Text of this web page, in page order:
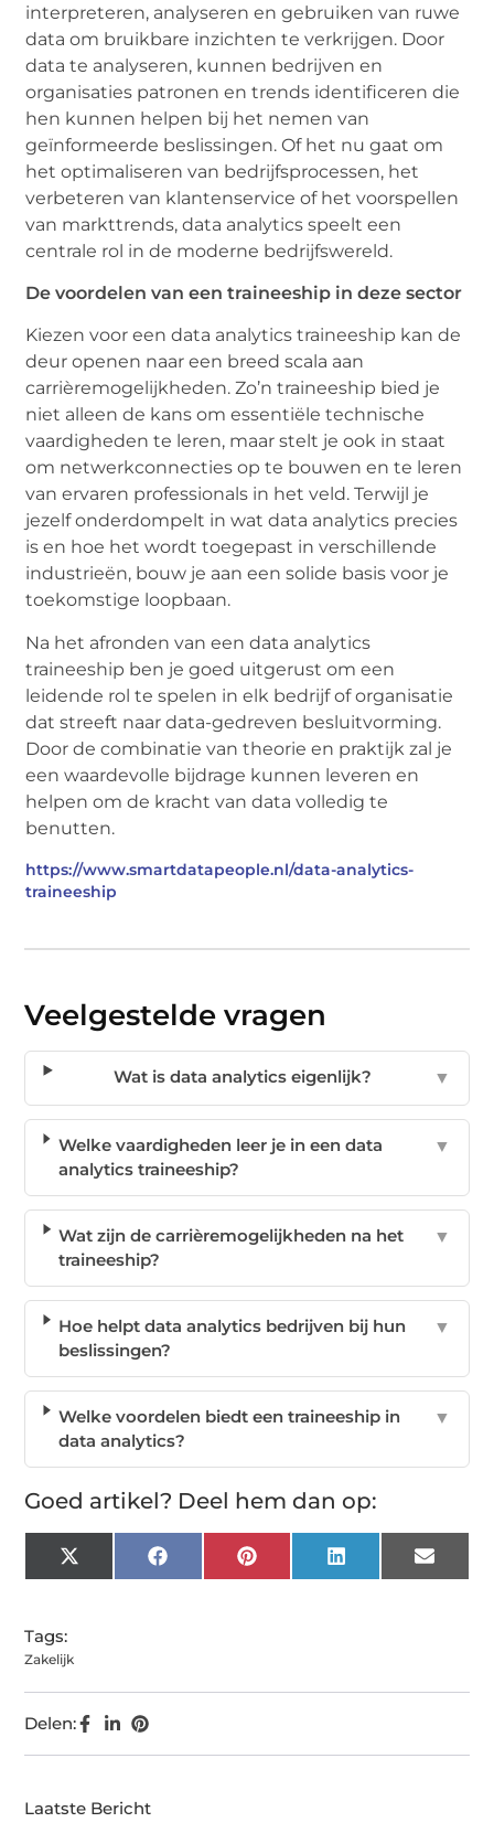
interpreteren, analyseren en gebruiken van ruwe
data om bruikbare inzichten te verkrijgen. Door
data te analyseren, kunnen bedrijven en
organisaties patronen en trends identificeren die
hen kunnen helpen bij het nemen van
geïnformeerde beslissingen. Of het nu gaat om
het optimaliseren van bedrijfsprocessen, het
verbeteren van klantenservice of het voorspellen
van markttrends, data analytics speelt een
centrale rol in de moderne bedrijfswereld.
De voordelen van een traineeship in deze sector
Kiezen voor een data analytics traineeship kan de
deur openen naar een breed scala aan
carrièremogelijkheden. Zo’n traineeship bied je
niet alleen de kans om essentiële technische
vaardigheden te leren, maar stelt je ook in staat
om netwerkconnecties op te bouwen en te leren
van ervaren professionals in het veld. Terwijl je
jezelf onderdompelt in wat data analytics precies
is en hoe het wordt toegepast in verschillende
industrieën, bouw je aan een solide basis voor je
toekomstige loopbaan.
Na het afronden van een data analytics
traineeship ben je goed uitgerust om een
leidende rol te spelen in elk bedrijf of organisatie
dat streeft naar data-gedreven besluitvorming.
Door de combinatie van theorie en praktijk zal je
een waardevolle bijdrage kunnen leveren en
helpen om de kracht van data volledig te
benutten.
https://www.smartdatapeople.nl/data-analytics-
traineeship
Veelgestelde vragen
Wat is data analytics eigenlijk? ▼
Welke vaardigheden leer je in een data
analytics traineeship?
▼
Wat zijn de carrièremogelijkheden na het
traineeship?
▼
Hoe helpt data analytics bedrijven bij hun
beslissingen?
▼
Welke voordelen biedt een traineeship in
data analytics?
▼
Goed artikel? Deel hem dan op:
X
(Twitter)
FacebookPinterest LinkedIn Email
Tags:
Zakelijk
Delen:
Laatste Bericht